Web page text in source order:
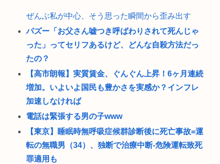
ぜんぶ私が中心、そう思った瞬間から歪み出す
パズー「お父さん嘘つき呼ばわりされて死んじゃ
った」ってセリフあるけど、どんな自殺方法だっ
たの？
【高市朗報】実質賃金、ぐんぐん上昇！6ヶ月連続
増加。いよいよ国民も豊かさを実感か？インフレ
加速しなければ
電話は緊張する男の子www
【東京】睡眠時無呼吸症候群診断後に死亡事故=運
転の無職男（34）、独断で治療中断-危険運転致死
罪適用も